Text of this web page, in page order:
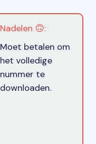
Nadelen 🙃:
Moet betalen om
het volledige
nummer te
downloaden.